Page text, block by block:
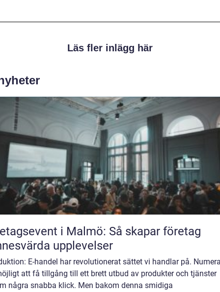
Läs fler inlägg här
i Malmö: Så skapar företag
upplevelser
E-handel har revolutionerat sättet vi handlar på.
att få tillgång till ett brett utbud av produkter och tjänster
några snabba klick. Men bakom denna smidiga